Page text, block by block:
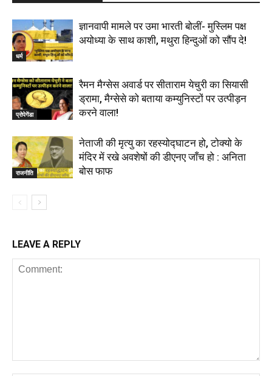
धर्म
ज्ञानवापी मामले पर उमा भारती बोलीं- मुस्लिम पक्ष
अयोध्या के साथ काशी, मथुरा हिन्दुओं को सौंप दे!
प्रोपेगेंडा
रैमन मैग्सेस अवार्ड पर सीताराम येचुरी का सियासी
ड्रामा, मैग्सेसे को बताया कम्युनिस्टों पर उत्पीड़न
करने वाला!
राजनीति
नेताजी की मृत्यु का रहस्योद्घाटन हो, टोक्यो के
मंदिर में रखे अवशेषों की डीएनए जाँच हो : अनिता
बोस फाफ
LEAVE A REPLY